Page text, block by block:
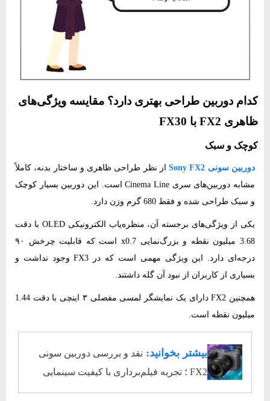
کدام دوربین طراحی بهتری دارد؟ مقایسه ویژگی‌های
ظاهری FX2 با FX30
کوچک و سبک
دوربین سونی Sony FX2
از نظر طراحی ظاهری و ساختار بدنه، کاملاً
مشابه دوربین‌های سری Cinema Line است. این دوربین بسیار کوچک
و سبک طراحی شده و فقط 680 گرم وزن دارد.
یکی از ویژگی‌های برجسته آن، منظره‌یاب الکترونیکی OLED با دقت
3.68 میلیون نقطه و بزرگ‌نمایی x0.7 است که قابلیت چرخش ۹۰
درجه‌ای دارد. این ویژگی مهمی است که در FX3 وجود نداشت و
بسیاری از کاربران از نبود آن گله داشتند.
همچنین FX2 دارای یک نمایشگر لمسی مفصلی ۳ اینچی با دقت 1.44
میلیون نقطه است.
بیشتر بخوانید: نقد و بررسی دوربین سونی
FX2 ؛ تجربه فیلم‌برداری با کیفیت سینمایی